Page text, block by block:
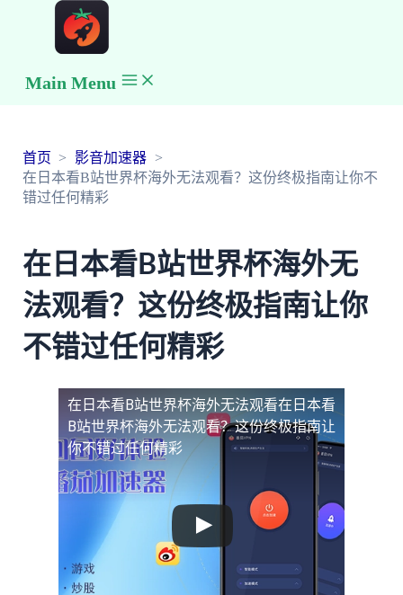
Main Menu
首页
影音加速器
在日本看B站世界杯海外无法观看？这份终极指南让你不
错过任何精彩
在日本看B站世界杯海外无
法观看？这份终极指南让你
不错过任何精彩
在日本看B站世界杯海外无法观看在日本看
B站世界杯海外无法观看？这份终极指南让
你不错过任何精彩